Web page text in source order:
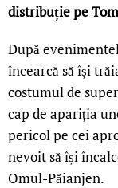
distribuție pe
După
încearcă să își
costumul de
cap de apariția
pericol pe cei
nevoit să își
Omul-Păianjen.